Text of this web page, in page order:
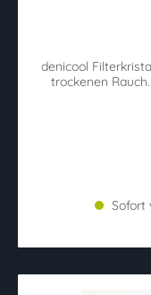
denicool
trockenen
Sofort